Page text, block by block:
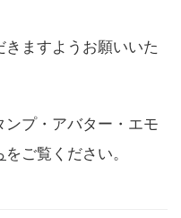
きますようお願いいた
プ・アバター・エモ
をご覧ください。